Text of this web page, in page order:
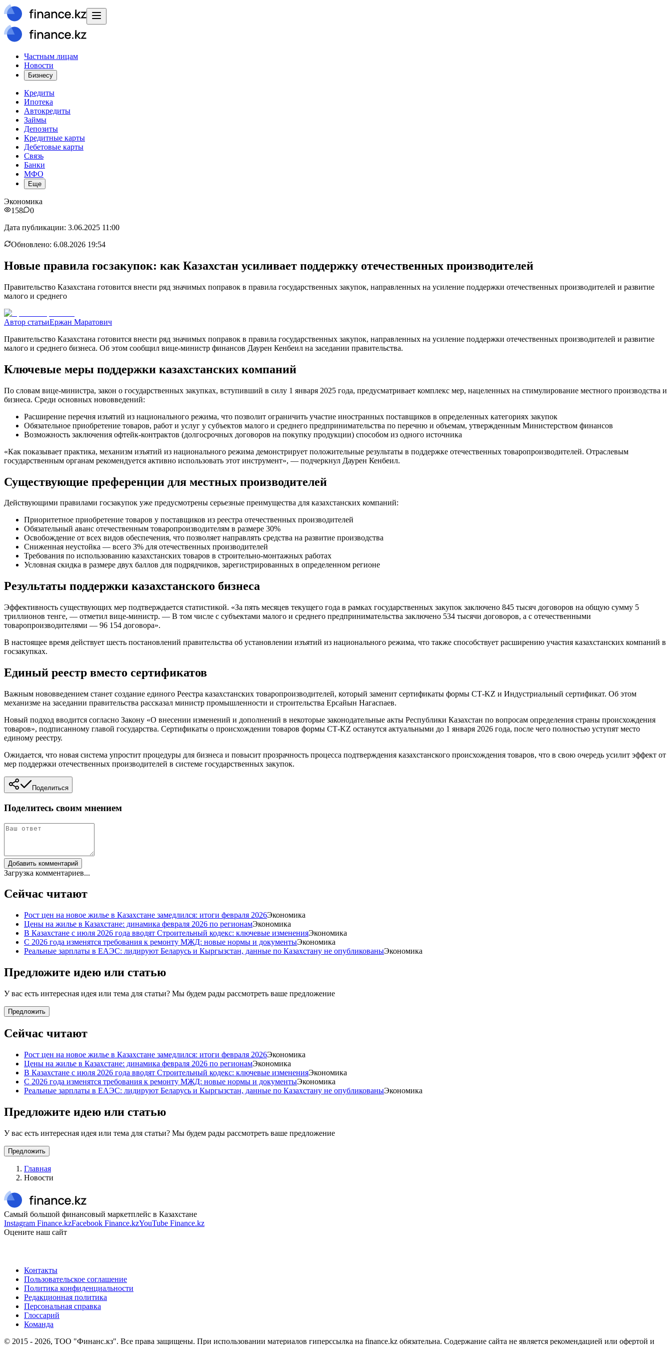
Частным лицам
Новости
Бизнесу
Кредиты
Ипотека
Автокредиты
Займы
Депозиты
Кредитные карты
Дебетовые карты
Связь
Банки
МФО
Еще
Экономика
158
0
Дата публикации: 3.06.2025 11:00
Обновлено: 6.08.2026 19:54
Новые правила госзакупок: как Казахстан усиливает поддержку отечественных производителей
Правительство Казахстана готовится внести ряд значимых поправок в правила государственных закупок, направленных на усиление поддержки отечественных производителей и развитие
малого и среднего
Автор статьиЕржан Маратович
Правительство Казахстана готовится внести ряд значимых поправок в правила государственных закупок, направленных на усиление поддержки отечественных производителей и развитие
малого и среднего бизнеса. Об этом сообщил вице-министр финансов Даурен Кенбеил на заседании правительства.
Ключевые меры поддержки казахстанских компаний
По словам вице-министра, закон о государственных закупках, вступивший в силу 1 января 2025 года, предусматривает комплекс мер, нацеленных на стимулирование местного производства и
бизнеса. Среди основных нововведений:
Расширение перечня изъятий из национального режима, что позволит ограничить участие иностранных поставщиков в определенных категориях закупок
Обязательное приобретение товаров, работ и услуг у субъектов малого и среднего предпринимательства по перечню и объемам, утвержденным Министерством финансов
Возможность заключения офтейк-контрактов (долгосрочных договоров на покупку продукции) способом из одного источника
«Как показывает практика, механизм изъятий из национального режима демонстрирует положительные результаты в поддержке отечественных товаропроизводителей. Отраслевым
государственным органам рекомендуется активно использовать этот инструмент», — подчеркнул Даурен Кенбеил.
Существующие преференции для местных производителей
Действующими правилами госзакупок уже предусмотрены серьезные преимущества для казахстанских компаний:
Приоритетное приобретение товаров у поставщиков из реестра отечественных производителей
Обязательный аванс отечественным товаропроизводителям в размере 30%
Освобождение от всех видов обеспечения, что позволяет направлять средства на развитие производства
Сниженная неустойка — всего 3% для отечественных производителей
Требования по использованию казахстанских товаров в строительно-монтажных работах
Условная скидка в размере двух баллов для подрядчиков, зарегистрированных в определенном регионе
Результаты поддержки казахстанского бизнеса
Эффективность существующих мер подтверждается статистикой. «За пять месяцев текущего года в рамках государственных закупок заключено 845 тысяч договоров на общую сумму 5
триллионов тенге, — отметил вице-министр. — В том числе с субъектами малого и среднего предпринимательства заключено 534 тысячи договоров, а с отечественными
товаропроизводителями — 96 154 договора».
В настоящее время действует шесть постановлений правительства об установлении изъятий из национального режима, что также способствует расширению участия казахстанских компаний в
госзакупках.
Единый реестр вместо сертификатов
Важным нововведением станет создание единого Реестра казахстанских товаропроизводителей, который заменит сертификаты формы СТ-KZ и Индустриальный сертификат. Об этом
механизме на заседании правительства рассказал министр промышленности и строительства Ерсайын Нагаспаев.
Новый подход вводится согласно Закону «О внесении изменений и дополнений в некоторые законодательные акты Республики Казахстан по вопросам определения страны происхождения
товаров», подписанному главой государства. Сертификаты о происхождении товаров формы СТ-KZ останутся актуальными до 1 января 2026 года, после чего полностью уступят место
единому реестру.
Ожидается, что новая система упростит процедуры для бизнеса и повысит прозрачность процесса подтверждения казахстанского происхождения товаров, что в свою очередь усилит эффект от
мер поддержки отечественных производителей в системе государственных закупок.
Поделиться
Поделитесь своим мнением
Добавить комментарий
Загрузка комментариев...
Сейчас читают
Рост цен на новое жилье в Казахстане замедлился: итоги февраля 2026Экономика
Цены на жилье в Казахстане: динамика февраля 2026 по регионамЭкономика
В Казахстане с июля 2026 года вводят Строительный кодекс: ключевые измененияЭкономика
С 2026 года изменятся требования к ремонту МЖД: новые нормы и документыЭкономика
Реальные зарплаты в ЕАЭС: лидируют Беларусь и Кыргызстан, данные по Казахстану не опубликованыЭкономика
Предложите идею или статью
У вас есть интересная идея или тема для статьи? Мы будем рады рассмотреть ваше предложение
Предложить
Сейчас читают
Рост цен на новое жилье в Казахстане замедлился: итоги февраля 2026Экономика
Цены на жилье в Казахстане: динамика февраля 2026 по регионамЭкономика
В Казахстане с июля 2026 года вводят Строительный кодекс: ключевые измененияЭкономика
С 2026 года изменятся требования к ремонту МЖД: новые нормы и документыЭкономика
Реальные зарплаты в ЕАЭС: лидируют Беларусь и Кыргызстан, данные по Казахстану не опубликованыЭкономика
Предложите идею или статью
У вас есть интересная идея или тема для статьи? Мы будем рады рассмотреть ваше предложение
Предложить
Главная
Новости
Самый большой финансовый маркетплейс в Казахстане
Instagram Finance.kzFacebook Finance.kzYouTube Finance.kz
Оцените наш сайт
Контакты
Пользовательское соглашение
Политика конфиденциальности
Редакционная политика
Персональная справка
Глоссарий
Команда
© 2015 - 2026, ТОО "Финанс.кз". Все права защищены. При использовании материалов гиперссылка на finance.kz обязательна. Содержание сайта не является рекомендацией или офертой и